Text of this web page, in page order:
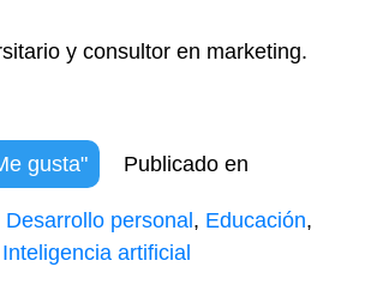
y consultor en marketing.
gusta" Publicado en
Desarrollo personal, Educación,
Inteligencia artificial